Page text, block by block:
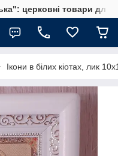
церковні товари для
Ікони в білих кіотах, лик